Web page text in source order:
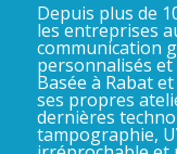
Depuis plus de
les entreprises
communication
personnalisés et
Basée à Rabat
ses propres
dernières
tampographie,